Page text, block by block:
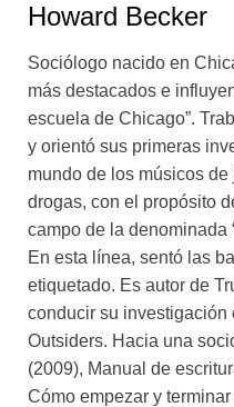
contrario, tener un viaje
personas desarrollan una
recreativo de marihuana
forma que les produzca
cuando pueden
sensaciones que
que sigue sorprendiendo,
enfoque sobre el tema, a
estigmatizantes sobre los
paradigma represivo. A
mordaz, este verdadero
reconstruye una guía
un consumidor de
Howard Becker
Sociólogo nacido en
más destacados e
escuela de Chicago”.
y orientó sus primeras
mundo de los músicos
drogas, con el propósito
campo de la denominada
En esta línea, sentó las
etiquetado. Es autor de
conducir su investigación
Outsiders. Hacia una
(2009), Manual de
Cómo empezar y